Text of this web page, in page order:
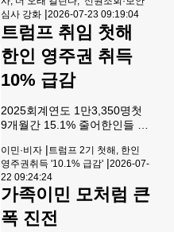
재정 자립 가능성을 심사할 때
일부
행정부 2기 출범 이후 영주권
갱신과 시민권 신청 등 합법 이
민 절차의 처리 기간이 눈에 띄
게 길어지면서 한인들을 비롯
한 이민자들의 불편과 불안이
커지고 있다. 연방 이민서비스
국(USCIS)이 연방 수사국
(FBI) 신원조회와 보안 심사를
대폭 강화하면서 심사 지연이
현실화되고 있다는 분석이다.
과거에는 영주권 갱신(I-90)이
나 시민권 신청(N-400)이 4~6
개월 안팎에 처리되는 경우가
많았지만, 최근에는
심사 강화 |2026-07-23 09:19:04
트럼프 취임 첫해
한인 영주권 취득
10% 급감
2025회계연도 1만3,350명첫
9개월간 15.1% 줄어한인들 감
통계국] 도널드 트럼프 2기 행
정부가 출범한 첫 해 동안 미국
영주권을 취득한 한국인 수가
10% 넘게 급감한 것으로 나타
났다.연방 국토안보부 산하 국
토안보통계국(OHSS)이 최근
이민·비자 | 트럼프 2기 첫해, 한인
영주권취득 '10.1% 급감' |2026-07-
22 09:24:24
가족이민 모처럼 큰
폭 진전